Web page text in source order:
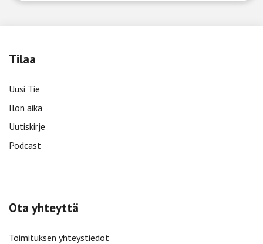
Tilaa
Uusi Tie
Ilon aika
Uutiskirje
Podcast
Ota yhteyttä
Toimituksen yhteystiedot